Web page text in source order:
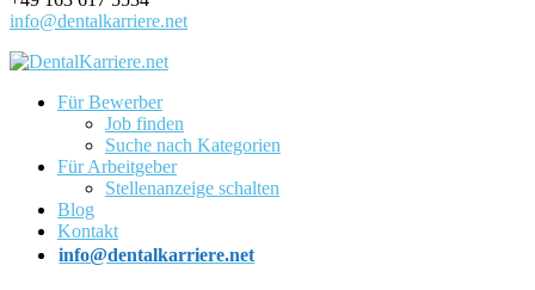
info@dentalkarriere.net
Für Bewerber
Job finden
Suche nach Kategorien
Für Arbeitgeber
Stellenanzeige schalten
Blog
Kontakt
info@dentalkarriere.net